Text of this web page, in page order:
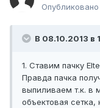
Опубликовано
В 08.10.2013 в
1. Ставим пачку
Правда пачка
выпиливаем т.к. в
объектовая